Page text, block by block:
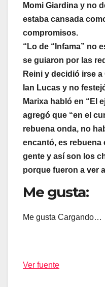
Momi Giardina y no
estaba cansada
compromisos.
“Lo de “Infama” no
se guiaron por las
Reini y decidió irse
Ian Lucas y no
Marixa habló en “El
agregó que “en el
rebuena onda, no
encantó, es rebuena
gente y así son los
porque fueron a ver
Me gusta:
Me gusta Cargando…
Ver fuente